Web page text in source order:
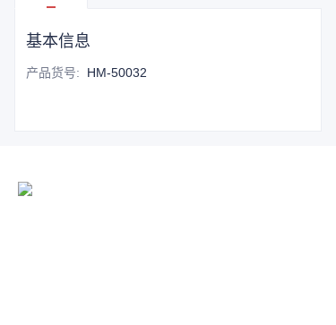
基本信息
产品货号: HM-50032